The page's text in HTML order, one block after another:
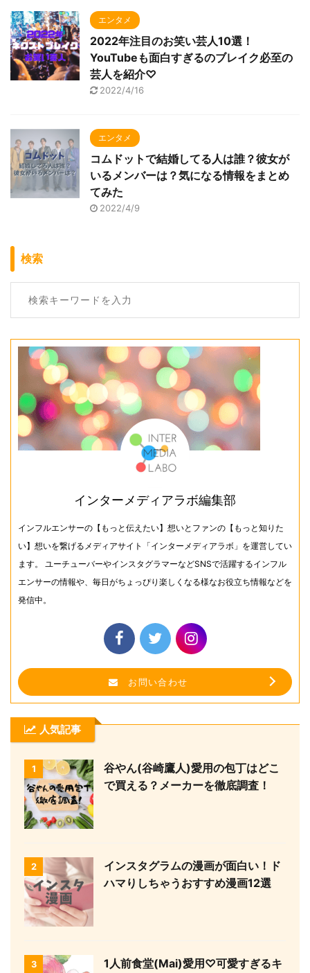
エンタメ
2022年注目のお笑い芸人10選！
YouTubeも面白すぎるのブレイク必至の
芸人を紹介♡
2022/4/16
エンタメ
コムドットで結婚してる人は誰？彼女が
いるメンバーは？気になる情報をまとめ
てみた
2022/4/9
検索
インターメディアラボ編集部
インフルエンサーの【もっと伝えたい】想いとファンの【もっと知りた
い】想いを繋げるメディアサイト「インターメディアラボ」を運営してい
ます。 ユーチューバーやインスタグラマーなどSNSで活躍するインフル
エンサーの情報や、毎日がちょっぴり楽しくなる様なお役立ち情報などを
発信中。
お問い合わせ
人気記事
1
谷やん(谷崎鷹人)愛用の包丁はどこ
で買える？メーカーを徹底調査！
2
インスタグラムの漫画が面白い！ド
ハマりしちゃうおすすめ漫画12選
3
1人前食堂(Mai)愛用♡可愛すぎるキ